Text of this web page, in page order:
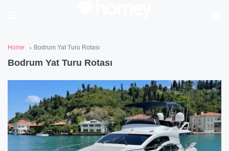
Home Bodrum Yat Turu Rotası
Bodrum Yat Turu Rotası